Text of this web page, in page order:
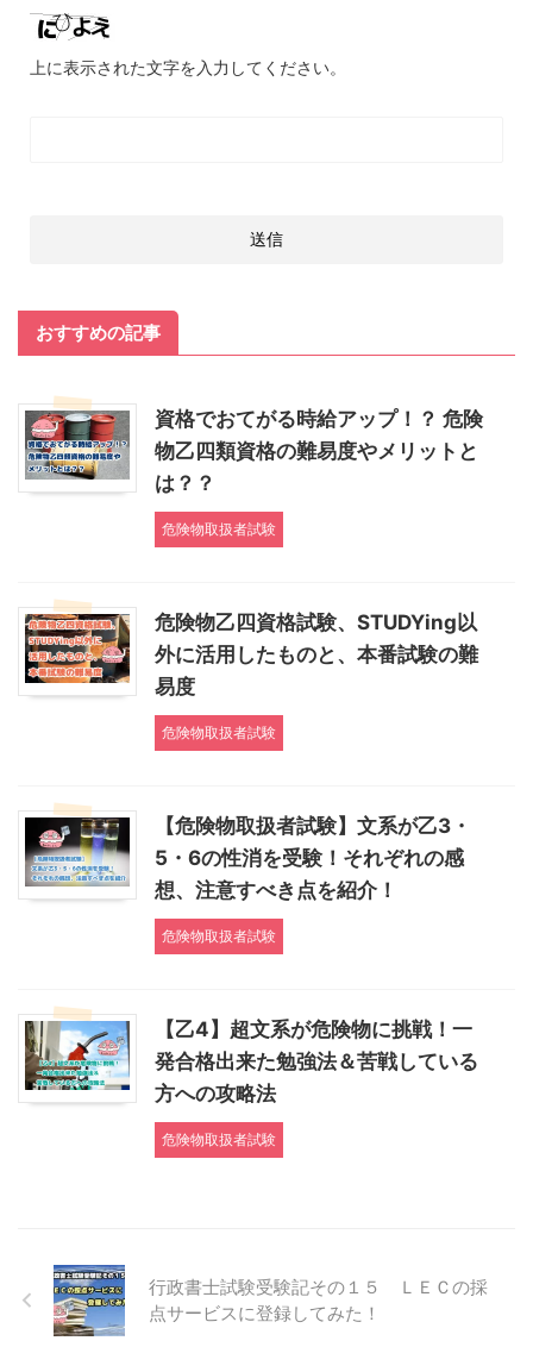
上に表示された文字を入力してください。
おすすめの記事
資格でおてがる時給アップ！？ 危険
物乙四類資格の難易度やメリットと
は？？
危険物取扱者試験
危険物乙四資格試験、STUDYing以
外に活用したものと、本番試験の難
易度
危険物取扱者試験
【危険物取扱者試験】文系が乙3・
5・6の性消を受験！それぞれの感
想、注意すべき点を紹介！
危険物取扱者試験
【乙4】超文系が危険物に挑戦！一
発合格出来た勉強法＆苦戦している
方への攻略法
危険物取扱者試験
行政書士試験受験記その１５ ＬＥＣの採
点サービスに登録してみた！